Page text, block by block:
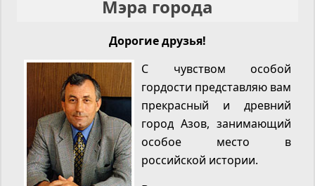
Мэра города
Дорогие друзья!
С чувством особой
гордости представляю вам
прекрасный и древний
город Азов, занимающий
особое место в
российской истории.